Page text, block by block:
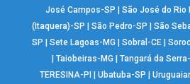
José Campos-SP
|São José do Rio
(Itaquera)-SP
|São Pedro-SP |São
SP
|Sete Lagoas-MG |Sobral-CE |
Taiobeiras-MG Tangará da
TERESINA-PI
|Ubatuba-SP |